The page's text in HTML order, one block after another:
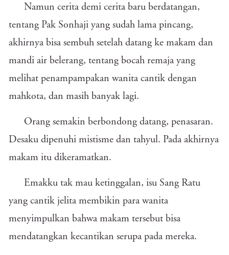
Namun cerita demi cerita baru berdatangan,
tentang Pak Sonhaji yang sudah lama pincang,
akhirnya bisa sembuh setelah datang ke makam dan
mandi air belerang, tentang bocah remaja yang
melihat penampampakan wanita cantik dengan
mahkota, dan masih banyak lagi.
Orang semakin berbondong datang, penasaran.
Desaku dipenuhi mistisme dan tahyul. Pada akhirnya
makam itu dikeramatkan.
Emakku tak mau ketinggalan, isu Sang Ratu
yang cantik jelita membikin para wanita
menyimpulkan bahwa makam tersebut bisa
mendatangkan kecantikan serupa pada mereka.